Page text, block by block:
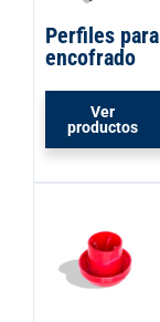
Perfiles para
encofrado
Ver
productos